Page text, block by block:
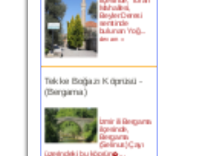
Beyler Deresi
semtinde
bulunan Yoğ...
devam »
(Bergama)
ilçesinde,
Bergama
(Selinus) Çayı
üzerindeki bu köprün�...